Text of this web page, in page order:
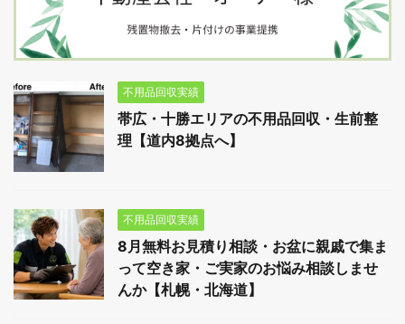
不用品回収実績
帯広・十勝エリアの不用品回収・生前整
理【道内8拠点へ】
不用品回収実績
8月無料お見積り相談・お盆に親戚で集ま
って空き家・ご実家のお悩み相談しませ
んか【札幌・北海道】